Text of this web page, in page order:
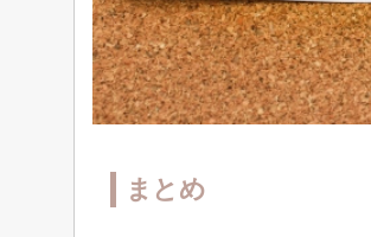
まとめ